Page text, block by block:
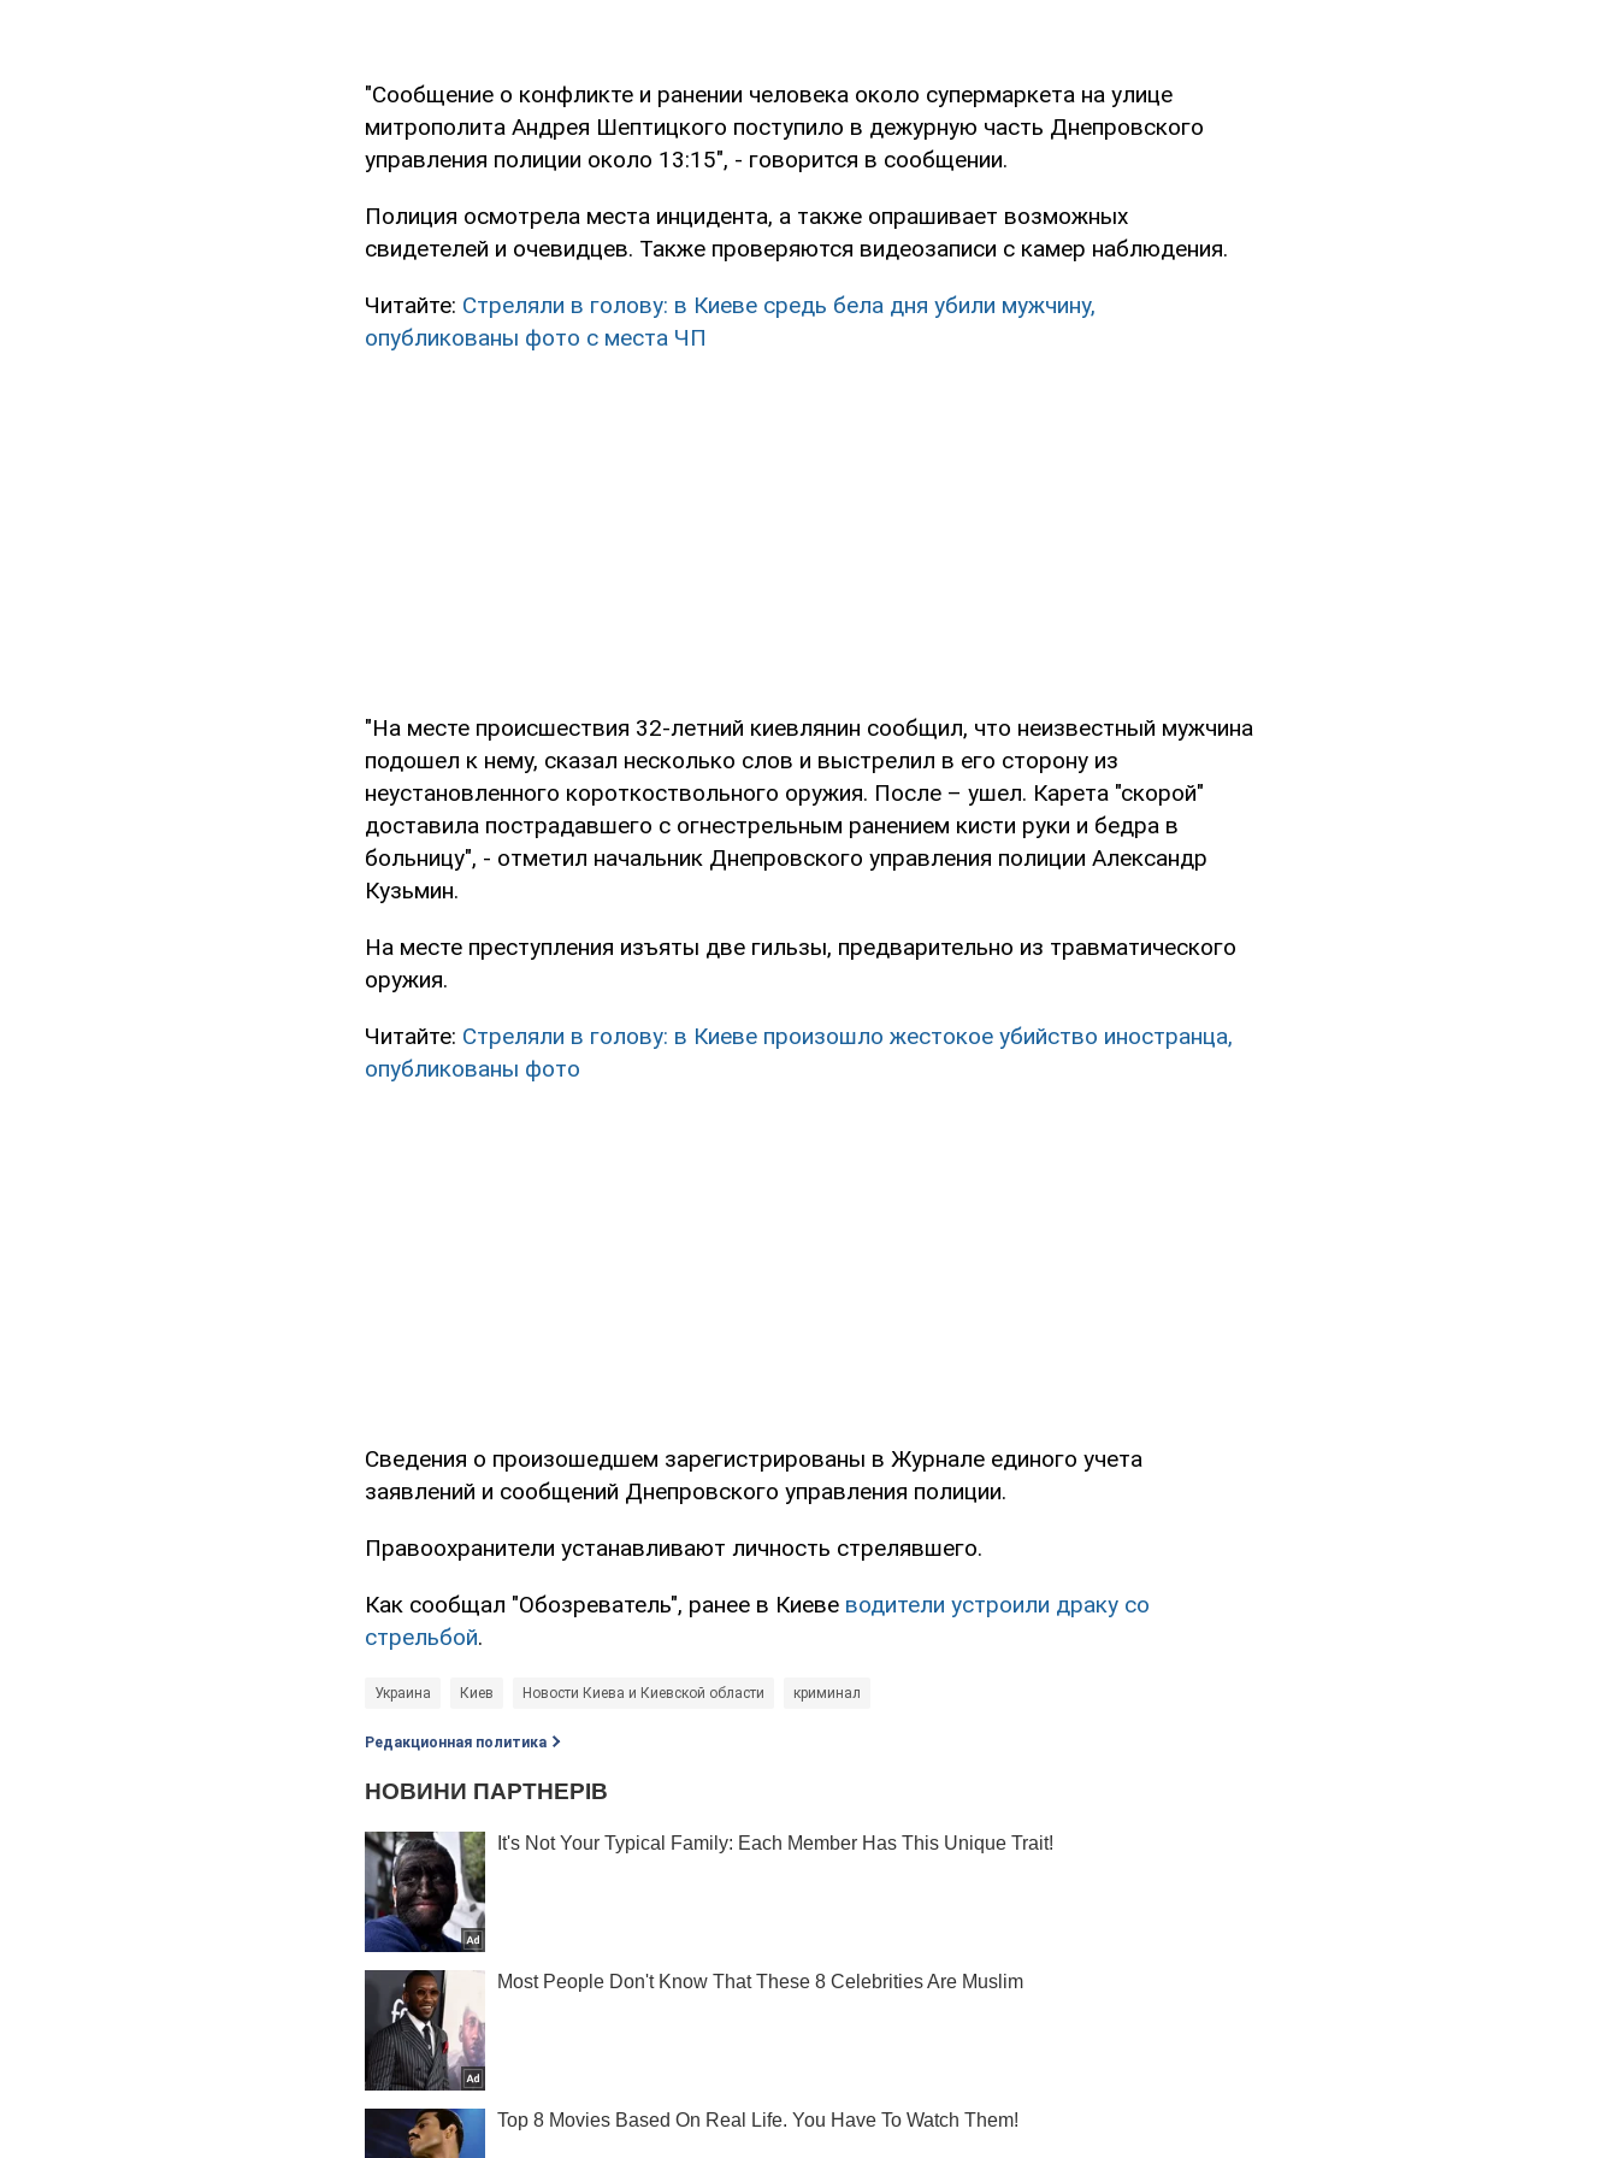
"Сообщение о конфликте и ранении человека около супермаркета на улице
митрополита Андрея Шептицкого поступило в дежурную часть Днепровского
управления полиции около 13:15", - говорится в сообщении.
Полиция осмотрела места инцидента, а также опрашивает возможных
свидетелей и очевидцев. Также проверяются видеозаписи с камер наблюдения.
Читайте: Стреляли в голову: в Киеве средь бела дня убили мужчину,
опубликованы фото с места ЧП
"На месте происшествия 32-летний киевлянин сообщил, что неизвестный мужчина
подошел к нему, сказал несколько слов и выстрелил в его сторону из
неустановленного короткоствольного оружия. После – ушел. Карета "скорой"
доставила пострадавшего с огнестрельным ранением кисти руки и бедра в
больницу", - отметил начальник Днепровского управления полиции Александр
Кузьмин.
На месте преступления изъяты две гильзы, предварительно из травматического
оружия.
Читайте: Стреляли в голову: в Киеве произошло жестокое убийство иностранца,
опубликованы фото
Сведения о произошедшем зарегистрированы в Журнале единого учета
заявлений и сообщений Днепровского управления полиции.
Правоохранители устанавливают личность стрелявшего.
Как сообщал "Обозреватель", ранее в Киеве водители устроили драку со
стрельбой.
Украина Киев Новости Киева и Киевской области криминал
Редакционная политика